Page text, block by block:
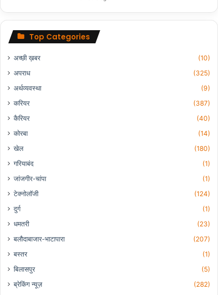
Top Categories
अच्छी ख़बर
(10)
अपराध
(325)
अर्थव्यवस्था
(9)
करियर
(387)
कैरियर
(40)
कोरबा
(14)
खेल
(180)
गरियाबंद
(1)
जांजगीर-चांपा
(1)
टेक्नोलॉजी
(124)
दुर्ग
(1)
धमतरी
(23)
बलौदाबाजार-भाटापारा
(207)
बस्तर
(1)
बिलासपुर
(5)
ब्रेकिंग न्यूज़
(282)